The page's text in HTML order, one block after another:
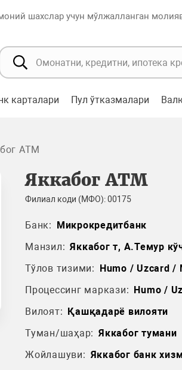
шахслар учун мўлжалланган
карталари Пул ўтказмалари
ATM
Яккабог ATM
Филиал коди (МФО): 00175
Банк: Микрокредитбанк
Манзил: Яккабог т, А.Темур
Тўлов тизими: Humo / Uzcard
Процессинг маркази: Humo /
Вилоят: Қашқадарё вилояти
Туман/шаҳар: Яккабог тумани
Жойлашуви: Яккабог банк